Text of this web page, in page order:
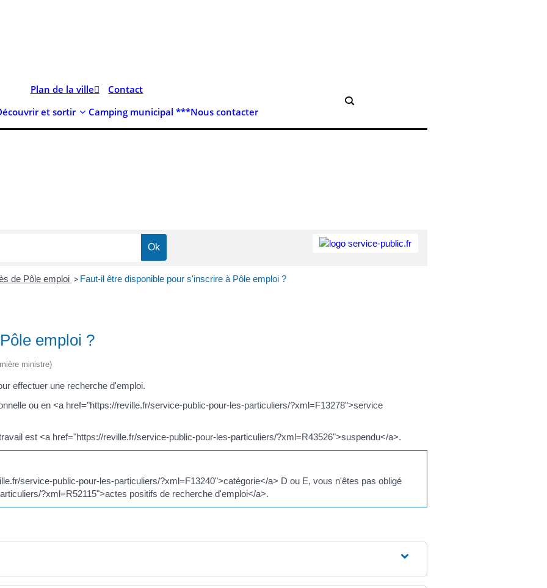
Plan de la ville
Contact
et sortir
Camping municipal ***Nous contacter
de Pôle emploi > Faut-il être disponible pour s'inscrire à Pôle emploi ?
emploi ?
ministre)
effectuer une recherche d'emploi.
ou en <a href="https://reville.fr/service-public-pour-les-particuliers/?xml=F13278">service
est <a href="https://reville.fr/service-public-pour-les-particuliers/?xml=R43526">suspendu</a>.
service-public-pour-les-particuliers/?xml=F13240">catégorie</a> D ou E, vous n'êtes pas obligé
?xml=R52115">actes positifs de recherche d'emploi</a>.